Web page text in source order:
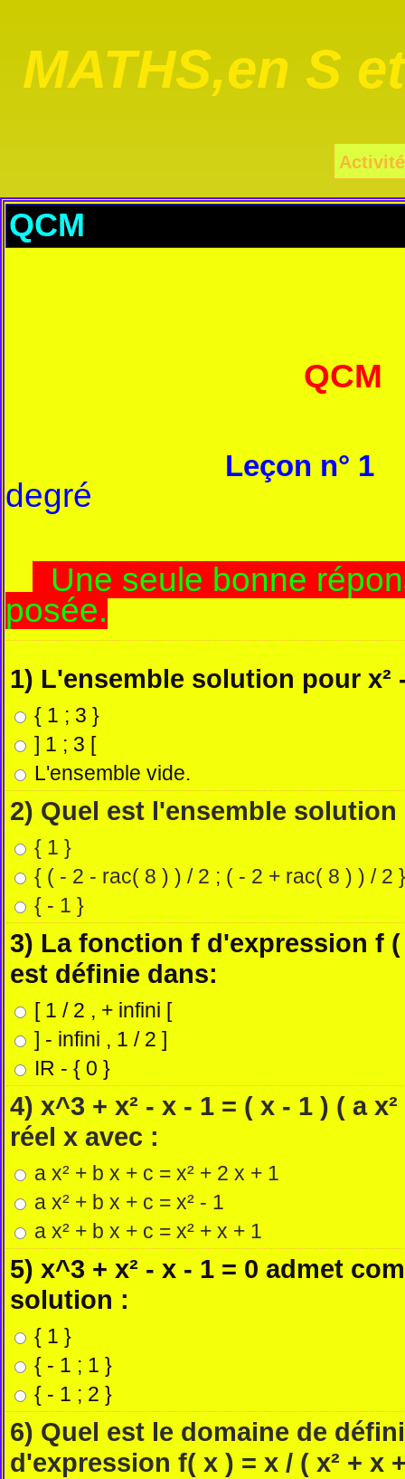
MATHS,en S
Activité
QCM
Leçon n° 1
degré
Une seule bonne
posée.
1) L'ensemble solution pour x²
{ 1 ; 3 }
] 1 ; 3 [
L'ensemble vide.
2) Quel est l'ensemble solution
{ 1 }
{ ( - 2 - rac( 8 ) ) / 2 ; ( - 2 + rac( 8 ) ) / 2 }
{ - 1 }
3) La fonction f d'expression f (
est définie dans:
[ 1 / 2 , + infini [
] - infini , 1 / 2 ]
IR - { 0 }
4) x^3 + x² - x - 1 = ( x - 1 ) ( a
réel x avec :
a x² + b x + c = x² + 2 x + 1
a x² + b x + c = x² - 1
a x² + b x + c = x² + x + 1
5) x^3 + x² - x - 1 = 0 admet
solution :
{ 1 }
{ - 1 ; 1 }
{ - 1 ; 2 }
6) Quel est le domaine de
d'expression f( x ) = x / ( x² + x